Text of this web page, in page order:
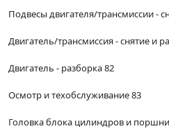
Подвесы двигателя/трансмиссии -
Двигатель/трансмиссия - снятие и
Двигатель - разборка 82
Осмотр и техобслуживание 83
Головка блока цилиндров и поршни